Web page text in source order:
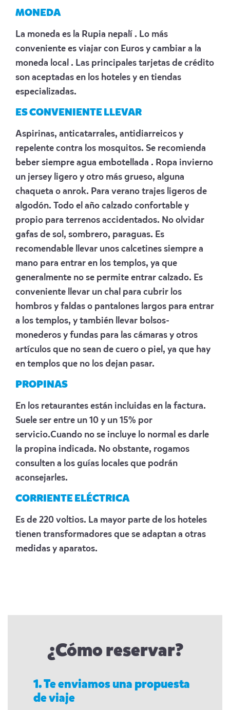
MONEDA
La moneda es la Rupia nepalí . Lo más
conveniente es viajar con Euros y cambiar a la
moneda local . Las principales tarjetas de crédito
son aceptadas en los hoteles y en tiendas
especializadas.
ES CONVENIENTE LLEVAR
Aspirinas, anticatarrales, antidiarreicos y
repelente contra los mosquitos. Se recomienda
beber siempre agua embotellada . Ropa invierno
un jersey ligero y otro más grueso, alguna
chaqueta o anrok. Para verano trajes ligeros de
algodón. Todo el año calzado confortable y
propio para terrenos accidentados. No olvidar
gafas de sol, sombrero, paraguas. Es
recomendable llevar unos calcetines siempre a
mano para entrar en los templos, ya que
generalmente no se permite entrar calzado. Es
conveniente llevar un chal para cubrir los
hombros y faldas o pantalones largos para entrar
a los templos, y también llevar bolsos-
monederos y fundas para las cámaras y otros
artículos que no sean de cuero o piel, ya que hay
en templos que no los dejan pasar.
PROPINAS
En los retaurantes están incluidas en la factura.
Suele ser entre un 10 y un 15% por
servicio.Cuando no se incluye lo normal es darle
la propina indicada. No obstante, rogamos
consulten a los guías locales que podrán
aconsejarles.
CORRIENTE ELÉCTRICA
Es de 220 voltios. La mayor parte de los hoteles
tienen transformadores que se adaptan a otras
medidas y aparatos.
¿Cómo reservar?
1. Te enviamos una propuesta
de viaje